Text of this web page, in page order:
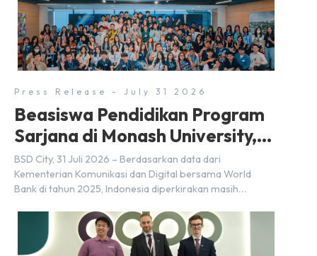
Holdings Inc. Kemitraan tersebut ditandai dengan
penandatanganan Memorandum of Understanding
(MoU) oleh Bayu Seto (Partner at Living Lab Ventures)
dan Kosuke Kawata […]
Press Release - July 31 2026
Beasiswa Pendidikan Program
Sarjana di Monash University,
BSD City
BSD City, 31 Juli 2026 – Berdasarkan data dari
Kementerian Komunikasi dan Digital bersama World
Bank di tahun 2025, Indonesia diperkirakan masih
2030 atau setara dengan 600 ribu tenaga digital baru
setiap tahunnya untuk mendukung percepatan
transformasi digital di berbagai sektor strategis.